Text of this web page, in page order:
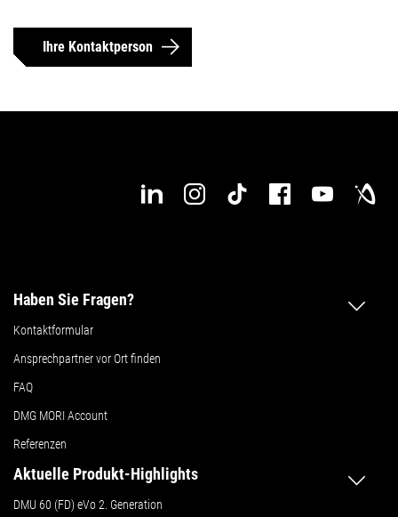
Ihre Kontaktperson
Haben Sie Fragen?
Kontaktformular
Ansprechpartner vor Ort finden
FAQ
DMG MORI Account
Referenzen
Aktuelle Produkt-Highlights
DMU 60 (FD) eVo 2. Generation